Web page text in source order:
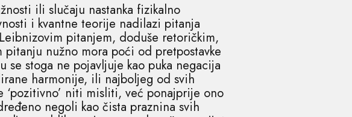
ili slučaju nastanka fizikalno
i kvantne teorije nadilazi pitanja
pitanjem, doduše retoričkim,
nužno mora poći od pretpostavke
stoga ne pojavljuje kao puka negacija
harmonije, ili najboljeg od svih
‘pozitivno’ niti misliti, već ponajprije ono
negoli kao čista praznina svih